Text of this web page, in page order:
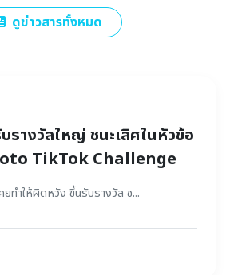
ดูข่าวสารทั้งหมด
รางวัลใหญ่ ชนะเลิศในหัวข้อ
TikTok Challenge
ยทำให้ผิดหวัง ขึ้นรับรางวัล ช...